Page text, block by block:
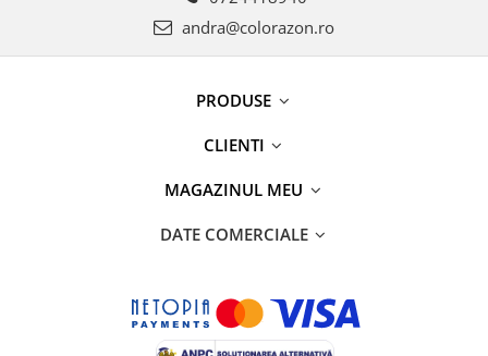
andra@colorazon.ro
PRODUSE
CLIENTI
MAGAZINUL MEU
DATE COMERCIALE